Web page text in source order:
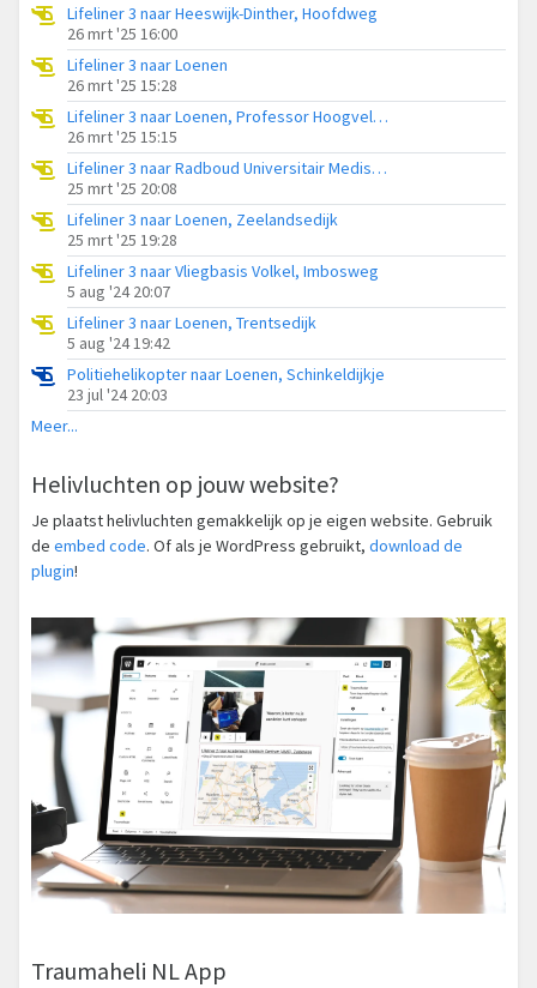
Lifeliner 3 naar Heeswijk-Dinther, Hoofdweg
26 mrt '25 16:00
Lifeliner 3 naar Loenen
26 mrt '25 15:28
Lifeliner 3 naar Loenen, Professor Hoogveldstraat
26 mrt '25 15:15
Lifeliner 3 naar Radboud Universitair Medisch Centrum, Molen-Allee
25 mrt '25 20:08
Lifeliner 3 naar Loenen, Zeelandsedijk
25 mrt '25 19:28
Lifeliner 3 naar Vliegbasis Volkel, Imbosweg
5 aug '24 20:07
Lifeliner 3 naar Loenen, Trentsedijk
5 aug '24 19:42
Politiehelikopter naar Loenen, Schinkeldijkje
23 jul '24 20:03
Meer...
Helivluchten op jouw website?
Je plaatst helivluchten gemakkelijk op je eigen website. Gebruik
de embed code. Of als je WordPress gebruikt, download de
plugin!
Traumaheli NL App